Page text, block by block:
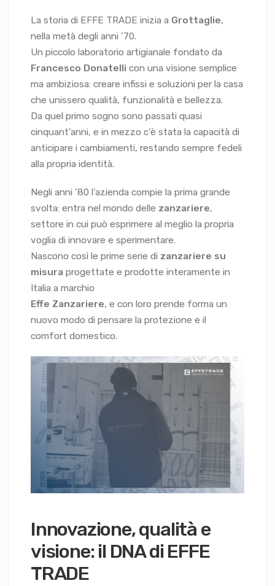
La storia di EFFE TRADE inizia a Grottaglie,
nella metà degli anni ’70.
Un piccolo laboratorio artigianale fondato da
Francesco Donatelli con una visione semplice
ma ambiziosa: creare infissi e soluzioni per la casa
che unissero qualità, funzionalità e bellezza.
Da quel primo sogno sono passati quasi
cinquant’anni, e in mezzo c’è stata la capacità di
anticipare i cambiamenti, restando sempre fedeli
alla propria identità.
Negli anni ’80 l’azienda compie la prima grande
svolta: entra nel mondo delle zanzariere,
settore in cui può esprimere al meglio la propria
voglia di innovare e sperimentare.
Nascono così le prime serie di zanzariere su
misura progettate e prodotte interamente in
Italia a marchio
Effe Zanzariere, e con loro prende forma un
nuovo modo di pensare la protezione e il
comfort domestico.
Innovazione, qualità e
visione: il DNA di EFFE
TRADE